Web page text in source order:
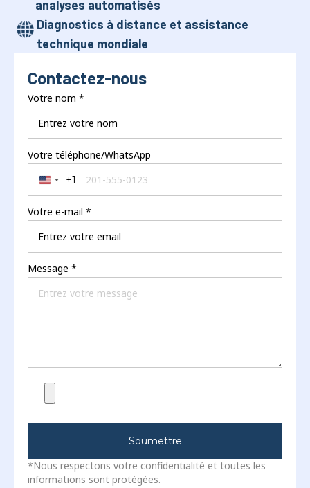
technique mondiale
Contactez-nous
Votre téléphone/WhatsApp
United States +1
Votre e-mail *
Message *
informations sont protégées.